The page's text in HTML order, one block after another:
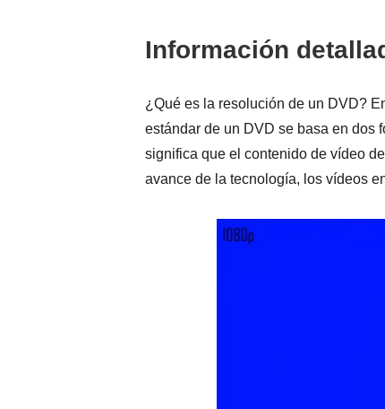
Información
¿Qué es la resolución de un DVD?
estándar de un DVD se basa en dos
significa que el contenido de vídeo
avance de la tecnología, los vídeos